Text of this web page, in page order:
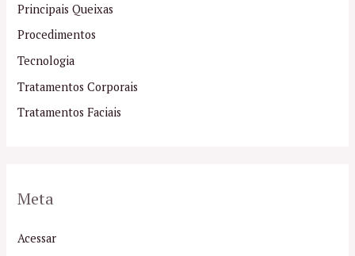
Principais Queixas
Procedimentos
Tecnologia
Tratamentos Corporais
Tratamentos Faciais
Meta
Acessar